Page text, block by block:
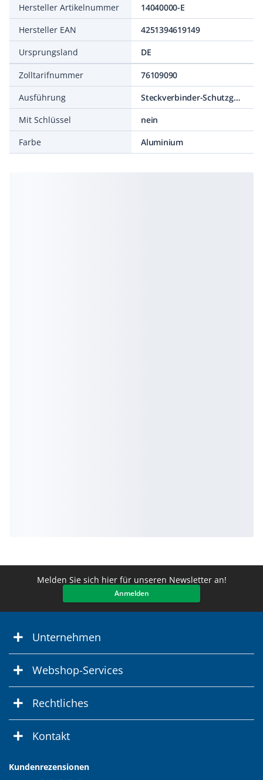
Hersteller Artikelnummer
14040000-E
Hersteller EAN
4251394619149
Ursprungsland
DE
Zolltarifnummer
76109090
Ausführung
Steckverbinder-Schutzgehäuse
Mit Schlüssel
nein
Farbe
Aluminium
Melden Sie sich hier für unseren Newsletter an!
Anmelden
Unternehmen
Webshop-Services
Rechtliches
Kontakt
Kundenrezensionen